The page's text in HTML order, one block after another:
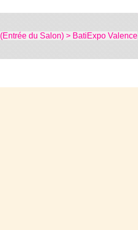
(Entrée du Salon) > BatiExpo Valence